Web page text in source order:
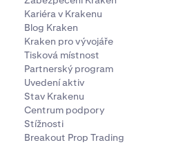
Kariéra v Krakenu
Blog Kraken
Kraken pro vývojáře
Tisková místnost
Partnerský program
Uvedení aktiv
Stav Krakenu
Centrum podpory
Stížnosti
Breakout Prop Trading